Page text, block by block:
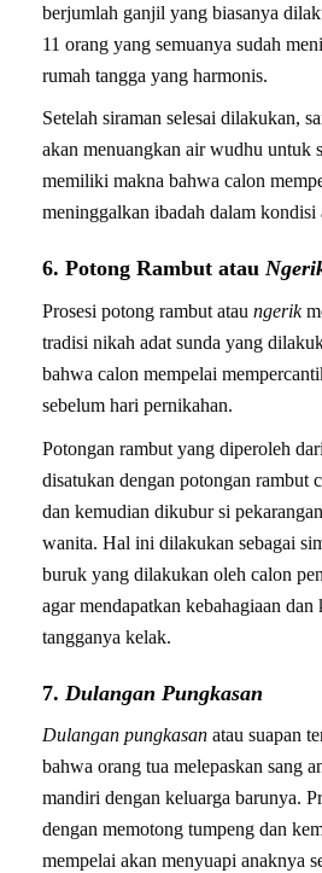
berjumlah ganjil yang biasanya
11 orang yang semuanya sudah
rumah tangga yang harmonis.
Setelah siraman selesai dilakukan,
akan menuangkan air wudhu untuk
memiliki makna bahwa calon
meninggalkan ibadah dalam kondisi
6. Potong Rambut atau
Prosesi potong rambut atau ngerik
tradisi nikah adat sunda yang
bahwa calon mempelai
sebelum hari pernikahan.
Potongan rambut yang diperoleh
disatukan dengan potongan rambut
dan kemudian dikubur si
wanita. Hal ini dilakukan sebagai
buruk yang dilakukan oleh calon
agar mendapatkan kebahagiaan
tangganya kelak.
7. Dulangan Pungkasan
Dulangan pungkasan atau suapan
bahwa orang tua melepaskan sang
mandiri dengan keluarga barunya.
dengan memotong tumpeng dan
mempelai akan menyuapi anaknya